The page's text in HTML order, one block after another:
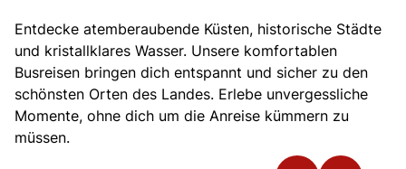
Entdecke atemberaubende Küsten, historische Städte
und kristallklares Wasser. Unsere komfortablen
Busreisen bringen dich entspannt und sicher zu den
schönsten Orten des Landes. Erlebe unvergessliche
Momente, ohne dich um die Anreise kümmern zu
müssen.